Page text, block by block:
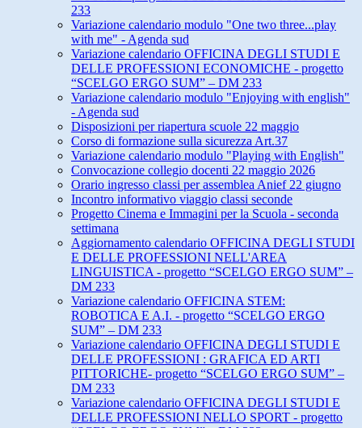
233
Variazione calendario modulo "One two three...play
with me" - Agenda sud
Variazione calendario OFFICINA DEGLI STUDI E
DELLE PROFESSIONI ECONOMICHE - progetto
“SCELGO ERGO SUM” – DM 233
Variazione calendario modulo "Enjoying with english"
- Agenda sud
Disposizioni per riapertura scuole 22 maggio
Corso di formazione sulla sicurezza Art.37
Variazione calendario modulo "Playing with English"
Convocazione collegio docenti 22 maggio 2026
Orario ingresso classi per assemblea Anief 22 giugno
Incontro informativo viaggio classi seconde
Progetto Cinema e Immagini per la Scuola - seconda
settimana
Aggiornamento calendario OFFICINA DEGLI STUDI
E DELLE PROFESSIONI NELL'AREA
LINGUISTICA - progetto “SCELGO ERGO SUM” –
DM 233
Variazione calendario OFFICINA STEM:
ROBOTICA E A.I. - progetto “SCELGO ERGO
SUM” – DM 233
Variazione calendario OFFICINA DEGLI STUDI E
DELLE PROFESSIONI : GRAFICA ED ARTI
PITTORICHE- progetto “SCELGO ERGO SUM” –
DM 233
Variazione calendario OFFICINA DEGLI STUDI E
DELLE PROFESSIONI NELLO SPORT - progetto